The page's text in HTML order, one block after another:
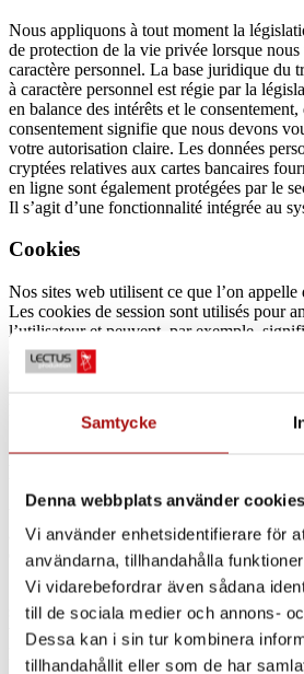
Samtycke
Denna webbplats använder cookies
Vi använder enhetsidentifierare för
användarna, tillhandahålla
Vi vidarebefordrar även sådana
till de sociala medier och annons-
Dessa kan i sin tur kombinera
tillhandahållit eller som de har
Nous appliquons à tout moment la
de protection de la vie privée lorsque nous
caractère personnel. La base juridique du
à caractère personnel est régie par la
en balance des intérêts et le
consentement signifie que nous devons
votre autorisation claire. Les données
cryptées relatives aux cartes bancaires
en ligne sont également protégées par le
Il s’agit d’une fonctionnalité intégrée au
Cookies
Nos sites web utilisent ce que l’on appelle
Les cookies de session sont utilisés pour
l’utilisateur et peuvent, par exemple,
dans le panier d’achat ne disparaissent
dans la boutique en ligne. Ces cookies ne
information personnelle via les cookies de
Vos données personnelles seront
applicable, la loi sur la comptabilité,
définitivement supprimées.
Si une situation se présente qui nécessite
supplémentaires pour remplir notre
vous les demanderons. Ce type de
pour la durée nécessaire.